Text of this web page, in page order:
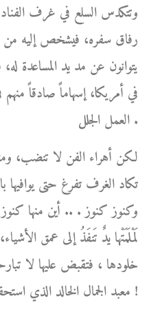
وتتكدس السلع في غرف
رفاق سفره، فيشخص إليه من
يتوانون عن مد يد المساعدة له،
في أمريكا، إسهاماً صادقاً
العمل الجلل .
لكن أهراء الفن لا تنضب،
تكاد الغرف تفرغ حتى
وكنوز كنوز . .. أين منها كنوز
لَمْلَمَتْها يدٌ تَنفَذُ إلى عمق
خلودها ، فتقبض عليها لا
معبد الجمال الخالد الذي استحقته عن جدارة !